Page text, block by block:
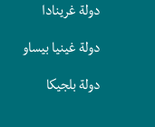
دولة غرينادا
دولة غينيا بيساو
دولة بلجيكا